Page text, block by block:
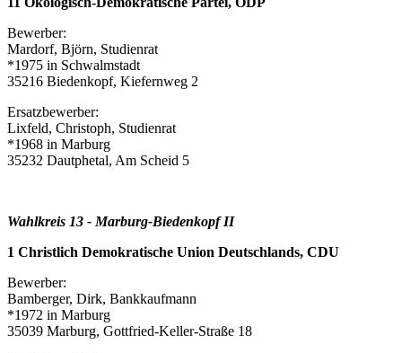
Bewerber:
Mardorf, Björn, Studienrat
*1975 in Schwalmstadt
35216 Biedenkopf, Kiefernweg 2
Ersatzbewerber:
Lixfeld, Christoph, Studienrat
*1968 in Marburg
35232 Dautphetal, Am Scheid 5
Wahlkreis 13 - Marburg-Biedenkopf II
1 Christlich Demokratische Union Deutschlands, CDU
Bewerber:
Bamberger, Dirk, Bankkaufmann
*1972 in Marburg
35039 Marburg, Gottfried-Keller-Straße 18